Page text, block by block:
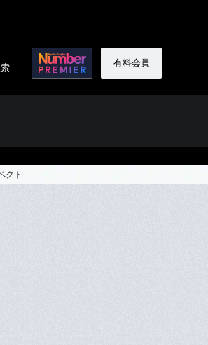
有料会員
クト